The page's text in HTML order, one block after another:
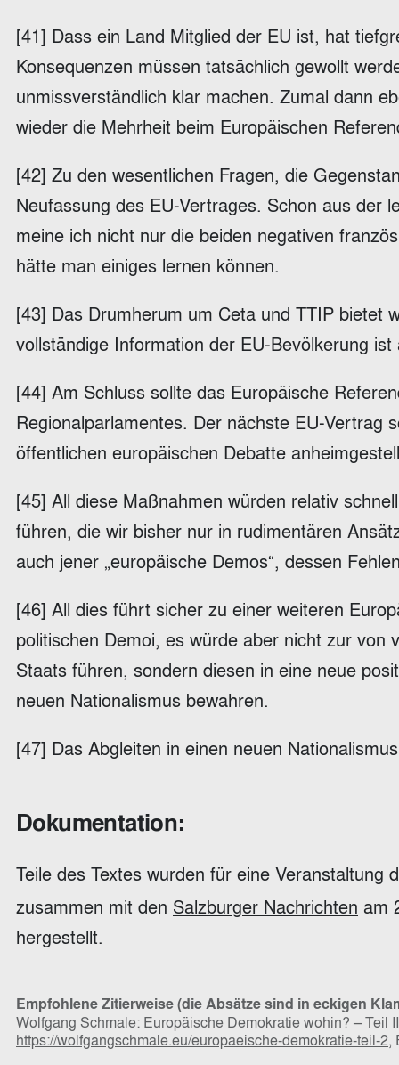
[41] Dass ein Land Mitglied der EU ist, hat
Konsequenzen müssen tatsächlich gewollt
unmissverständlich klar machen. Zumal dann
wieder die Mehrheit beim Europäischen
[42] Zu den wesentlichen Fragen, die
Neufassung des EU-Vertrages. Schon aus der
meine ich nicht nur die beiden negativen
hätte man einiges lernen können.
[43] Das Drumherum um Ceta und TTIP bietet
vollständige Information der EU-Bevölkerung
[44] Am Schluss sollte das Europäische
Regionalparlamentes. Der nächste EU-Vertrag
öffentlichen europäischen Debatte
[45] All diese Maßnahmen würden relativ
führen, die wir bisher nur in rudimentären
auch jener „europäische Demos“, dessen
[46] All dies führt sicher zu einer weiteren
politischen Demoi, es würde aber nicht zur von
Staats führen, sondern diesen in eine neue
neuen Nationalismus bewahren.
[47] Das Abgleiten in einen neuen
Dokumentation:
Teile des Textes wurden für eine
zusammen mit den Salzburger Nachrichten am
hergestellt.
Empfohlene Zitierweise (die Absätze sind in eckigen
Wolfgang Schmale: Europäische Demokratie wohin? – Teil
https://wolfgangschmale.eu/europaeische-demokratie-teil-2,